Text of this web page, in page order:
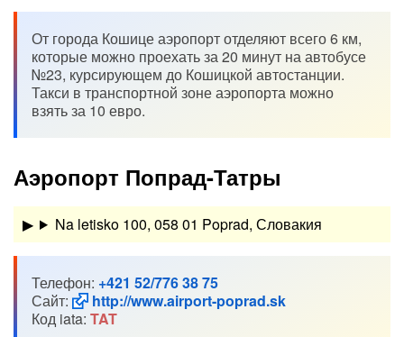
От города Кошице аэропорт отделяют всего 6 км,
которые можно проехать за 20 минут на автобусе
№23, курсирующем до Кошицкой автостанции.
Такси в транспортной зоне аэропорта можно
взять за 10 евро.
Аэропорт Попрад-Татры
Na letisko 100, 058 01 Poprad, Словакия
Телефон: +421 52/776 38 75
Сайт:
http://www.airport-poprad.sk
Код iata: TAT